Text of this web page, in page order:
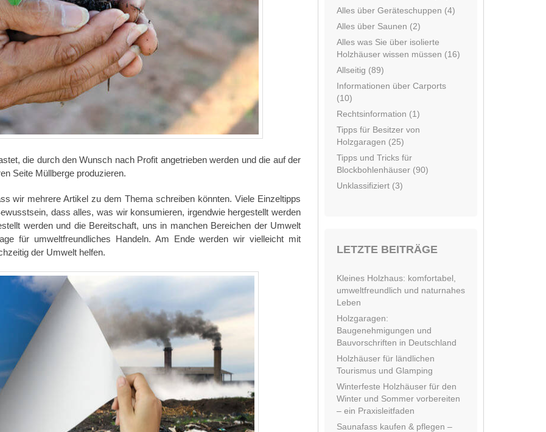
die durch den Wunsch nach Profit angetrieben werden und die auf der
Seite Müllberge produzieren.
wir mehrere Artikel zu dem Thema schreiben könnten. Viele Einzeltipps
dass alles, was wir konsumieren, irgendwie hergestellt werden
werden und die Bereitschaft, uns in manchen Bereichen der Umwelt
für umweltfreundliches Handeln. Am Ende werden wir vielleicht mit
der Umwelt helfen.
Alles über Geräteschuppen (4)
Alles über Saunen (2)
Alles was Sie über isolierte
Holzhäuser wissen müssen (16)
Allseitig (89)
Informationen über Carports
(10)
Rechtsinformation (1)
Tipps für Besitzer von
Holzgaragen (25)
Tipps und Tricks für
Blockbohlenhäuser (90)
Unklassifiziert (3)
LETZTE BEITRÄGE
Kleines Holzhaus: komfortabel,
umweltfreundlich und naturnahes
Leben
Holzgaragen:
Baugenehmigungen und
Bauvorschriften in Deutschland
Holzhäuser für ländlichen
Tourismus und Glamping
Winterfeste Holzhäuser für den
Winter und Sommer vorbereiten
– ein Praxisleitfaden
Saunafass kaufen & pflegen –